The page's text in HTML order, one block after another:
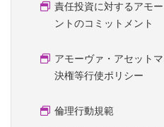
責任投資に対するアモ
ントのコミットメント
アモーヴァ・アセット
決権等行使ポリシー
倫理行動規範